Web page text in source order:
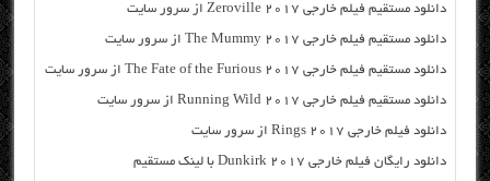
دانلود مستقیم فیلم خارجی Zeroville 2017 از سرور سایت
دانلود مستقیم فیلم خارجی The Mummy 2017 از سرور سایت
دانلود مستقیم فیلم خارجی The Fate of the Furious 2017 از سرور سایت
دانلود مستقیم فیلم خارجی Running Wild 2017 از سرور سایت
دانلود فیلم خارجی Rings 2017 از سرور سایت
دانلود رایگان فیلم خارجی Dunkirk 2017 با لینک مستقیم